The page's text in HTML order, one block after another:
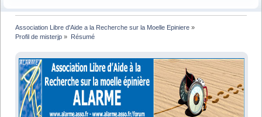
Association Libre d'Aide a la Recherche sur la Moelle Epiniere »
Profil de misterjp » Résumé